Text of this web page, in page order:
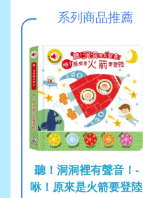
系列商品推薦
聽！洞洞裡有聲音！-
咻！原來是火箭要登陸